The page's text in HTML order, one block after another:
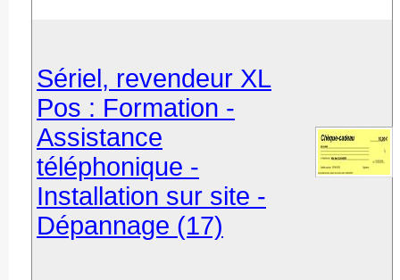
Sériel, revendeur XL
Pos : Formation -
Assistance
téléphonique -
Installation sur site -
Dépannage (17)